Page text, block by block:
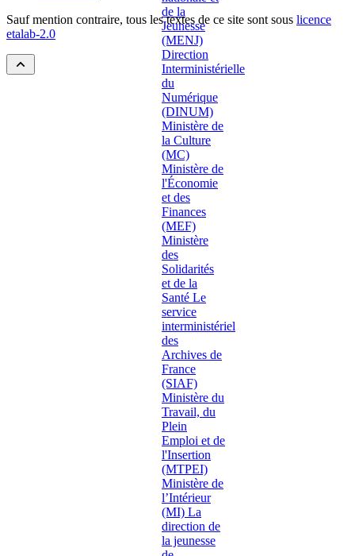
Sauf mention contraire, tous les textes de ce site sont sous licence
etalab-2.0